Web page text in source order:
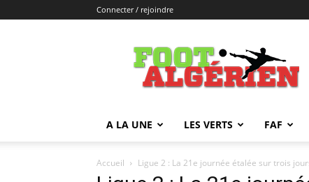
Connecter / rejoindre
FOOTALGERIEN
A LA UNE LES VERTS FAF
Accueil Ligue 2 : La 21e journée étalée sur trois